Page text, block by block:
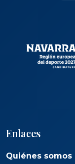
Enlaces
Quiénes somos